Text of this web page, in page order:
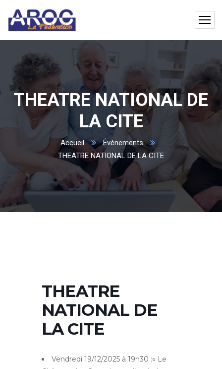
THEATRE NATIONAL DE
LA CITE
Accueil
Événements
THEATRE NATIONAL DE LA CITE
THEATRE
NATIONAL DE
LA CITE
Vendredi 19/12/2025 à 19h30 :« Le